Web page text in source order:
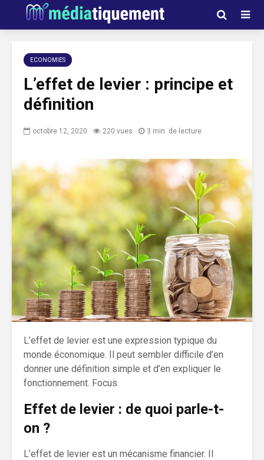
ECONOMIES
L’effet de levier : principe et
définition
octobre 12, 2020 220 vues 3 min. de lecture
L’effet de levier est une expression typique du
monde économique. Il peut sembler difficile d’en
donner une définition simple et d’en expliquer le
fonctionnement. Focus.
Effet de levier : de quoi parle-t-
on ?
L’effet de levier est un mécanisme financier. Il